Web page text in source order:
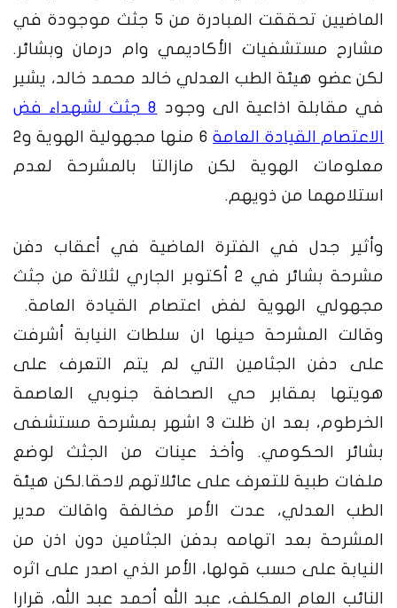
الماضيين تحققت المبادرة من 5 جثث موجودة في
مشارح مستشفيات الأكاديمي وام درمان وبشائر.
لكن عضو هيئة الطب العدلي خالد محمد خالد، يشير
في مقابلة اذاعية الى وجود
8 جثث لشهداء فض
الاعتصام القيادة العامة
6 منها مجهولية الهوية و2
معلومات الهوية لكن مازالتا بالمشرحة لعدم
استلامهما من ذويهم.
وأثير جدل في الفترة الماضية في أعقاب دفن
مشرحة بشائر في 2 أكتوبر الجاري لثلاثة من جثث
مجهولي الهوية لفض اعتصام القيادة العامة.
وقالت المشرحة حينها ان سلطات النيابة أشرفت
على دفن الجثامين التي لم يتم التعرف على
هويتها بمقابر حي الصحافة جنوبي العاصمة
الخرطوم، بعد ان ظلت 3 اشهر بمشرحة مستشفى
بشائر الحكومي. وأخذ عينات من الجثث لوضع
ملفات طبية للتعرف على عائلاتهم لاحقا.لكن هيئة
الطب العدلي، عدت الأمر مخالفة واقالت مدير
المشرحة بعد اتهامه بدفن الجثامين دون اذن من
النيابة على حسب قولها، الأمر الذي اصدر على اثره
النائب العام المكلف، عبد الله أحمد عبد الله، قرارا